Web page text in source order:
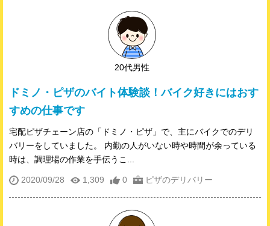
20代男性
ドミノ・ピザのバイト体験談！バイク好きにはおす
すめの仕事です
宅配ピザチェーン店の「ドミノ・ピザ」で、主にバイクでのデリ
バリーをしていました。 内勤の人がいない時や時間が余っている
時は、調理場の作業を手伝うこ...
2020/09/28 1,309 0 ピザのデリバリー